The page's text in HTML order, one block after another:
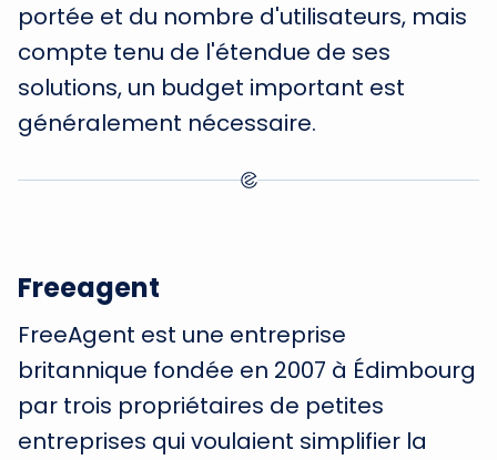
portée et du nombre d'utilisateurs, mais
compte tenu de l'étendue de ses
solutions, un budget important est
généralement nécessaire.
Freeagent
FreeAgent est une entreprise
britannique fondée en 2007 à Édimbourg
par trois propriétaires de petites
entreprises qui voulaient simplifier la